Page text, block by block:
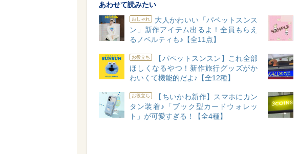
あわせて読みたい
おしゃれ
大人かわいい「パペットスンス
ン」新作アイテム出るよ！全員もらえ
るノベルティも♪【全11点】
お役立ち
【パペットスンスン】これ全部
ほしくなるやつ！新作旅行グッズがか
わいくて機能的だよ♪【全12種】
お役立ち
【ちいかわ新作】スマホにカン
タン装着♪「ブック型カードウォレッ
ト」が可愛すぎる！【全4種】